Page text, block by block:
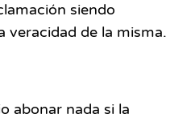
siendo
veracidad de la misma.
abonar nada si la